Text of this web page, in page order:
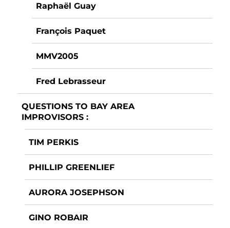
Raphaël Guay
François Paquet
MMV2005
Fred Lebrasseur
QUESTIONS TO BAY AREA
IMPROVISORS :
TIM PERKIS
PHILLIP GREENLIEF
AURORA JOSEPHSON
GINO ROBAIR